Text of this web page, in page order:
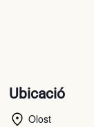
Ubicació
Olost